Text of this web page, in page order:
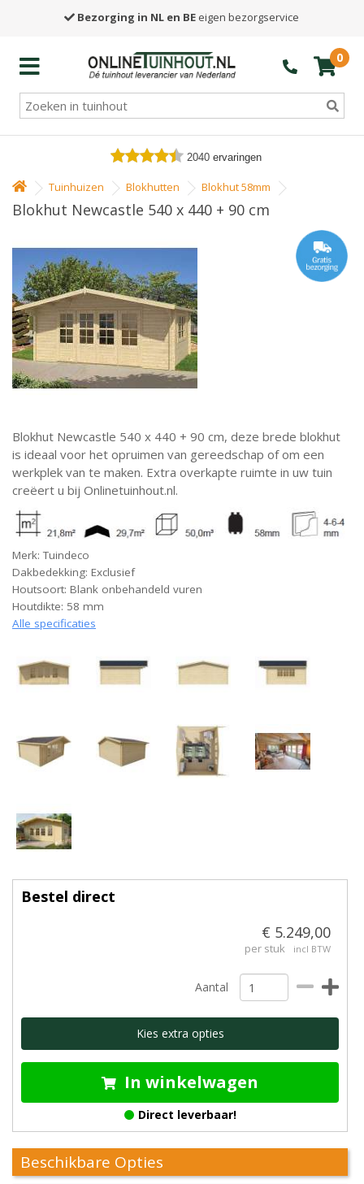
Bezorging in NL en BE eigen bezorgservice
0
2040 ervaringen
Tuinhuizen Blokhutten Blokhut 58mm
Blokhut Newcastle 540 x 440 + 90 cm
Blokhut Newcastle 540 x 440 + 90 cm, deze brede blokhut
is ideaal voor het opruimen van gereedschap of om een
werkplek van te maken. Extra overkapte ruimte in uw tuin
creëert u bij Onlinetuinhout.nl.
Merk: Tuindeco
Dakbedekking: Exclusief
Houtsoort: Blank onbehandeld vuren
Houtdikte: 58 mm
Alle specificaties
Bestel direct
€ 5.249,00
per stuk incl BTW
Aantal
Kies extra opties
In winkelwagen
Direct leverbaar!
Beschikbare Opties